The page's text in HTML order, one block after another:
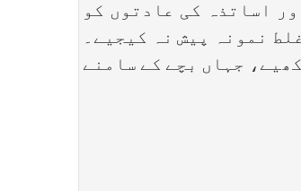
اساتذہ کی عادتوں کو
نمونہ پیش نہ کیجیے۔
جہاں بچے کے سامنے